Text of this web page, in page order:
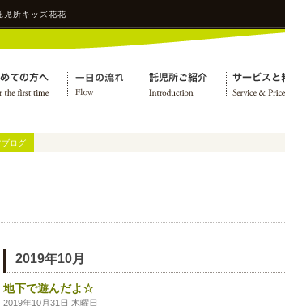
児所キッズ花花
ブログ
2019年10月
地下で遊んだよ☆
2019年10月31日 木曜日